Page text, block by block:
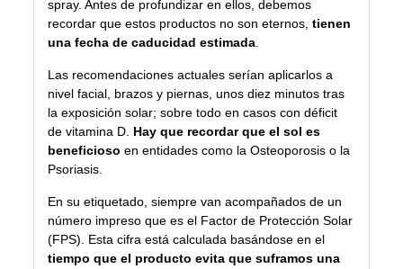
spray. Antes de profundizar en ellos, debemos
recordar que estos productos no son eternos,tienen
una fecha de caducidad estimada
Las recomendaciones actuales serían aplicarlos a
nivel facial, brazos y piernas, unos diez minutos tras
la exposición solar; sobre todo en casos con déficit
de vitamina D. Hay que recordar que el sol es
beneficioso en entidades como la Osteoporosis o la
Psoriasis.
En su etiquetado, siempre van acompañados de un
número impreso que es el Factor de Protección Solar
(FPS). Esta cifra está calculada basándose en el
tiempo que el producto evita que suframos una